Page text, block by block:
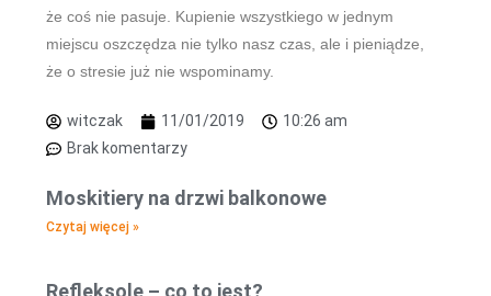
że coś nie pasuje. Kupienie wszystkiego w jednym
miejscu oszczędza nie tylko nasz czas, ale i pieniądze,
że o stresie już nie wspominamy.
witczak 11/01/2019
10:26 am
Brak komentarzy
Moskitiery na drzwi balkonowe
Czytaj więcej »
Refleksole – co to jest?